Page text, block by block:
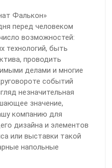
Фалькон»
перед человеком
возможностей:
технологий, быть
проводить
делами и многие
событий
незначительная
значение,
компанию для
дизайна и элементов
или выставки такой
напольные